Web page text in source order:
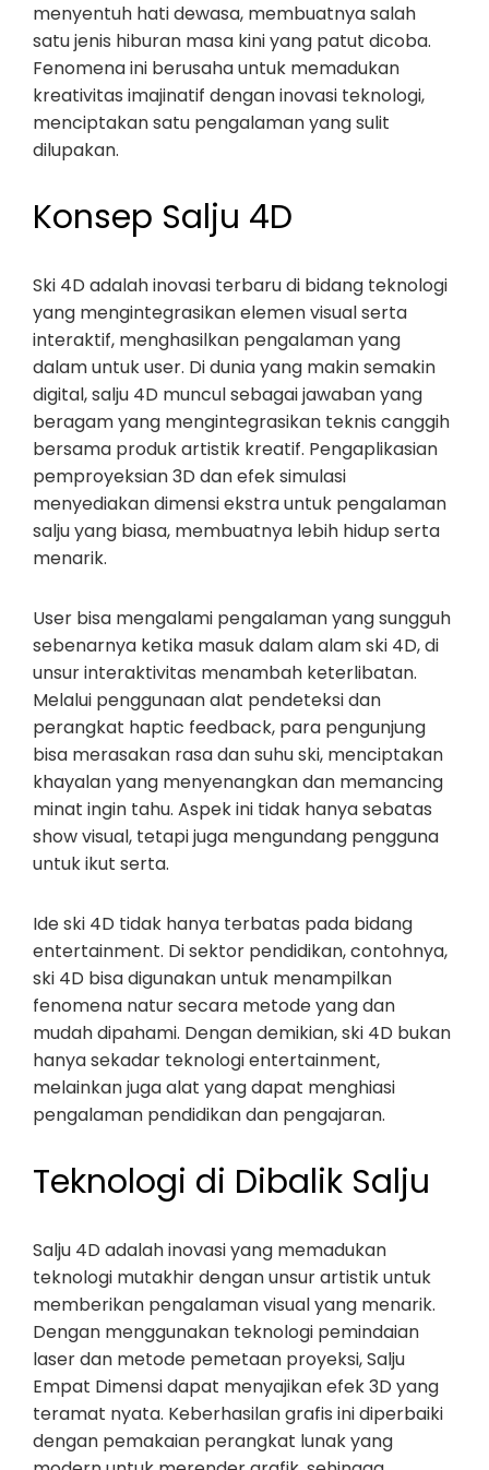
menyentuh hati dewasa, membuatnya salah
satu jenis hiburan masa kini yang patut dicoba.
Fenomena ini berusaha untuk memadukan
kreativitas imajinatif dengan inovasi teknologi,
menciptakan satu pengalaman yang sulit
dilupakan.
Konsep Salju 4D
Ski 4D adalah inovasi terbaru di bidang teknologi
yang mengintegrasikan elemen visual serta
interaktif, menghasilkan pengalaman yang
dalam untuk user. Di dunia yang makin semakin
digital, salju 4D muncul sebagai jawaban yang
beragam yang mengintegrasikan teknis canggih
bersama produk artistik kreatif. Pengaplikasian
pemproyeksian 3D dan efek simulasi
menyediakan dimensi ekstra untuk pengalaman
salju yang biasa, membuatnya lebih hidup serta
menarik.
User bisa mengalami pengalaman yang sungguh
sebenarnya ketika masuk dalam alam ski 4D, di
unsur interaktivitas menambah keterlibatan.
Melalui penggunaan alat pendeteksi dan
perangkat haptic feedback, para pengunjung
bisa merasakan rasa dan suhu ski, menciptakan
khayalan yang menyenangkan dan memancing
minat ingin tahu. Aspek ini tidak hanya sebatas
show visual, tetapi juga mengundang pengguna
untuk ikut serta.
Ide ski 4D tidak hanya terbatas pada bidang
entertainment. Di sektor pendidikan, contohnya,
ski 4D bisa digunakan untuk menampilkan
fenomena natur secara metode yang dan
mudah dipahami. Dengan demikian, ski 4D bukan
hanya sekadar teknologi entertainment,
melainkan juga alat yang dapat menghiasi
pengalaman pendidikan dan pengajaran.
Teknologi di Dibalik Salju
Salju 4D adalah inovasi yang memadukan
teknologi mutakhir dengan unsur artistik untuk
memberikan pengalaman visual yang menarik.
Dengan menggunakan teknologi pemindaian
laser dan metode pemetaan proyeksi, Salju
Empat Dimensi dapat menyajikan efek 3D yang
teramat nyata. Keberhasilan grafis ini diperbaiki
dengan pemakaian perangkat lunak yang